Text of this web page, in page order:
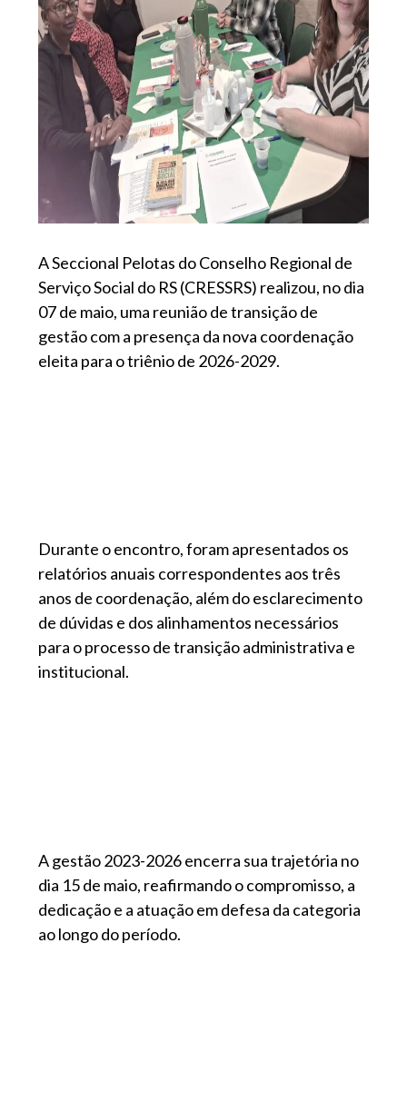
A Seccional Pelotas do Conselho Regional de
Serviço Social do RS (CRESSRS) realizou, no dia
07 de maio, uma reunião de transição de
gestão com a presença da nova coordenação
eleita para o triênio de 2026-2029.
Durante o encontro, foram apresentados os
relatórios anuais correspondentes aos três
anos de coordenação, além do esclarecimento
de dúvidas e dos alinhamentos necessários
para o processo de transição administrativa e
institucional.
A gestão 2023-2026 encerra sua trajetória no
dia 15 de maio, reafirmando o compromisso, a
dedicação e a atuação em defesa da categoria
ao longo do período.